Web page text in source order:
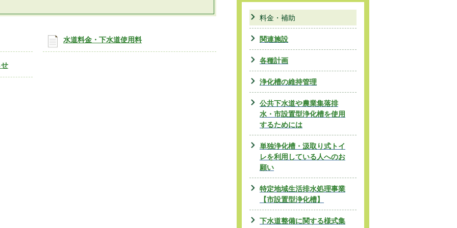
水道料金・下水道使用料
料金・補助
関連施設
各種計画
浄化槽の維持管理
公共下水道や農業集落排
水・市設置型浄化槽を使用
するためには
単独浄化槽・汲取り式トイ
レを利用している人へのお
願い
特定地域生活排水処理事業
【市設置型浄化槽】
下水道整備に関する様式集